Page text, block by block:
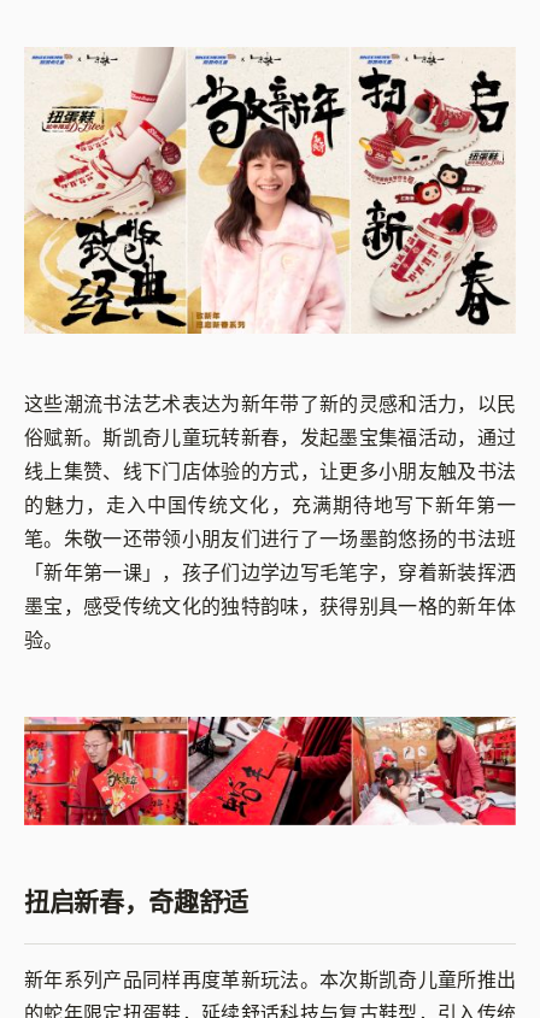
这些潮流书法艺术表达为新年带了新的灵感和活力，以民
俗赋新。斯凯奇儿童玩转新春，发起墨宝集福活动，通过
线上集赞、线下门店体验的方式，让更多小朋友触及书法
的魅力，走入中国传统文化，充满期待地写下新年第一
笔。朱敬一还带领小朋友们进行了一场墨韵悠扬的书法班
「新年第一课」，孩子们边学边写毛笔字，穿着新装挥洒
墨宝，感受传统文化的独特韵味，获得别具一格的新年体
验。
扭启新春，奇趣舒适
新年系列产品同样再度革新玩法。本次斯凯奇儿童所推出
的蛇年限定扭蛋鞋，延续舒适科技与复古鞋型，引入传统